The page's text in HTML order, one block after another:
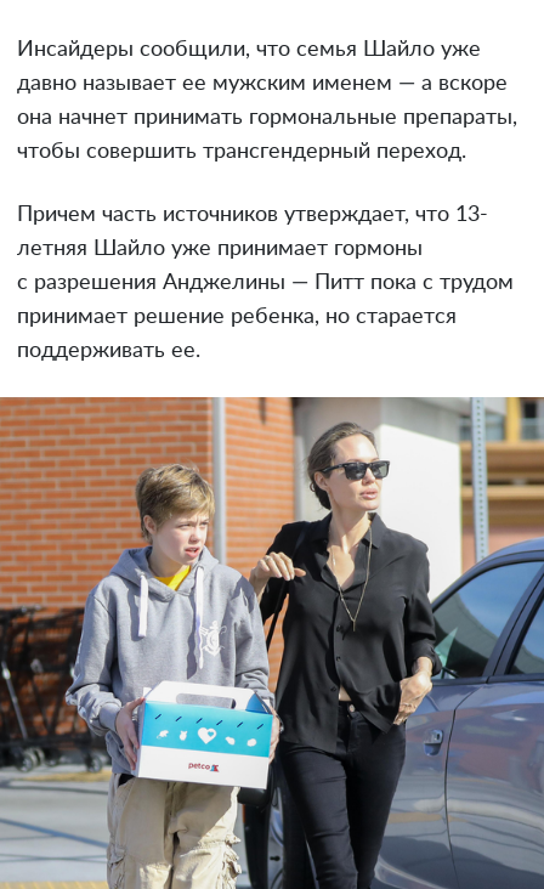
Инсайдеры сообщили, что семья Шайло уже
давно называет ее мужским именем — а вскоре
она начнет принимать гормональные препараты,
чтобы совершить трансгендерный переход.
Причем часть источников утверждает, что 13-
летняя Шайло уже принимает гормоны
с разрешения Анджелины — Питт пока с трудом
принимает решение ребенка, но старается
поддерживать ее.